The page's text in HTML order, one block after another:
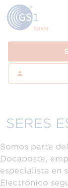
SERES
Somos parte
Docaposte,
especialista en
Electrónico